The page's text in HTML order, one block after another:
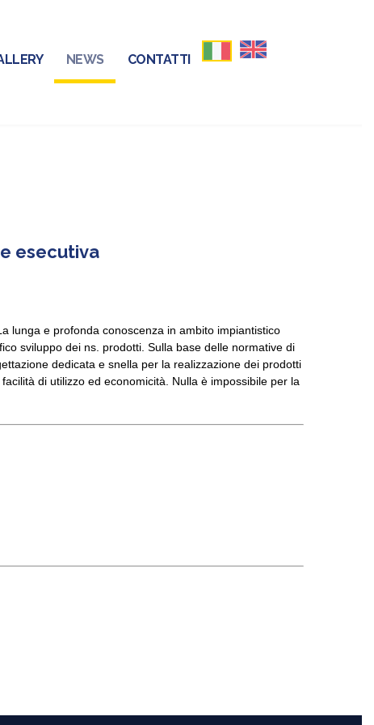
NEWS CONTATTI
esecutiva
lunga e profonda conoscenza in ambito impiantistico
sviluppo dei ns. prodotti. Sulla base delle normative di
dedicata e snella per la realizzazione dei prodotti
di utilizzo ed economicità. Nulla è impossibile per la